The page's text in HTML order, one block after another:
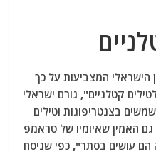
הישראלי המצביעות על כך
קטלניים", גורם ישראלי
בצנטריפוגות וטילים
גם האמין שאיומיו של טראמפ
הם עושים בסתר", כפי שניסח